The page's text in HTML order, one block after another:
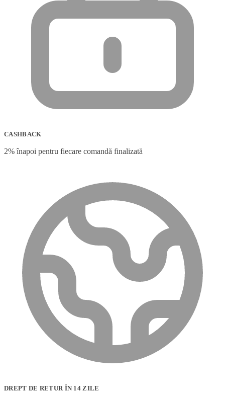
CASHBACK
2% înapoi pentru fiecare comandă finalizată
DREPT DE RETUR ÎN 14 ZILE